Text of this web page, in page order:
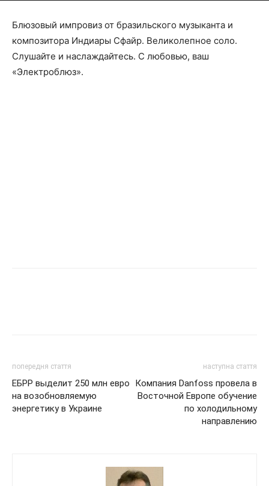
Блюзовый импровиз от бразильского музыканта и
композитора Индиары Сфайр. Великолепное соло.
Слушайте и наслаждайтесь. С любовью, ваш
«Электроблюз».
попередня стаття
ЕБРР выделит 250 млн евро
на возобновляемую
энергетику в Украине
наступна стаття
Компания Danfoss провела в
Восточной Европе обучение
по холодильному
направлению